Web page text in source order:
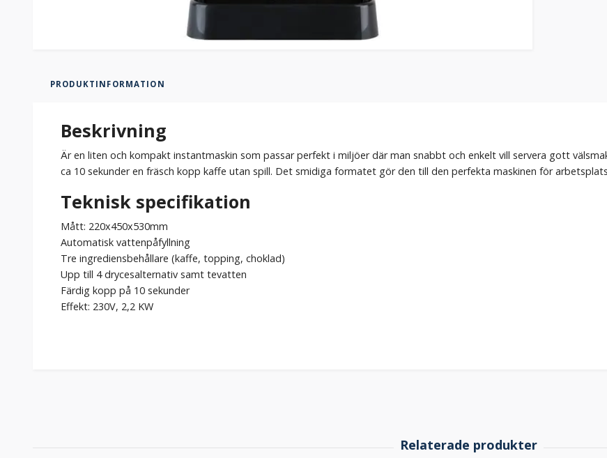
PRODUKTINFORMATION
Beskrivning
Är en liten och kompakt instantmaskin som passar perfekt i miljöer där man snabbt och enkelt vill servera gott
ca 10 sekunder en fräsch kopp kaffe utan spill. Det smidiga formatet gör den till den perfekta maskinen för
Teknisk specifikation
Mått: 220x450x530mm
Automatisk vattenpåfyllning
Tre ingrediensbehållare (kaffe, topping, choklad)
Upp till 4 drycesalternativ samt tevatten
Färdig kopp på 10 sekunder
Effekt: 230V, 2,2 KW